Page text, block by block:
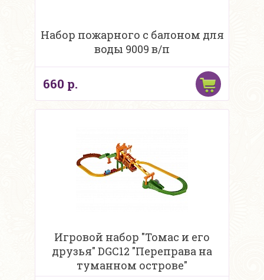
Набор пожарного с балоном для
воды 9009 в/п
660 р.
Игровой набор "Томас и его
друзья" DGC12 "Переправа на
туманном острове"